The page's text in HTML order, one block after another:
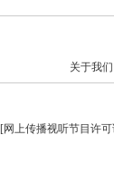
关于我们
[网上传播视听节目许可